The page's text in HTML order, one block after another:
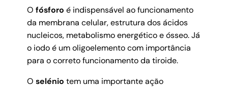
O fósforo é indispensável ao funcionamento
da membrana celular, estrutura dos ácidos
nucleicos, metabolismo energético e ósseo. Já
o iodo é um oligoelemento com importância
para o correto funcionamento da tiroide.
O selénio tem uma importante ação